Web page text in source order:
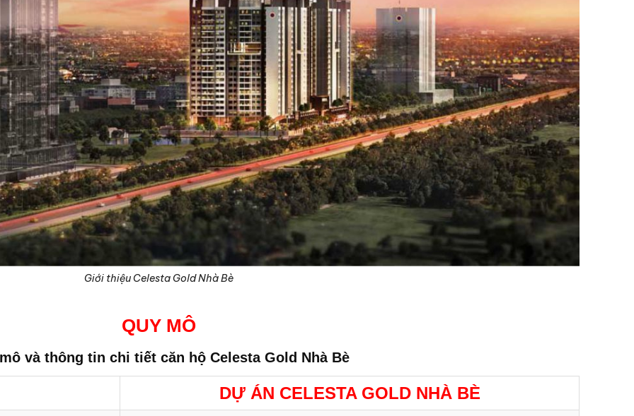
Giới thiệu Celesta Gold Nhà Bè
QUY MÔ
và thông tin chi tiết căn hộ Celesta Gold Nhà Bè
DỰ ÁN CELESTA GOLD NHÀ BÈ